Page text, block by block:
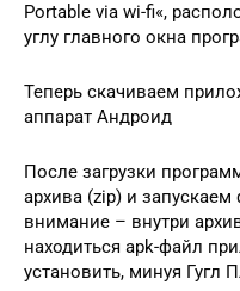
Portable via wi-fi«,
углу главного окна
Теперь скачиваем
аппарат Андроид
После загрузки
архива (zip) и
внимание – внутри
находиться apk-файл
установить, минуя Гугл